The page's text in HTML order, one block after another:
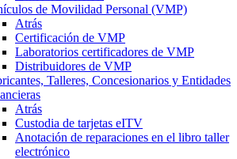
de Movilidad Personal (VMP)
Atrás
Certificación de VMP
Laboratorios certificadores de VMP
Distribuidores de VMP
Talleres, Concesionarios y Entidades
Atrás
Custodia de tarjetas eITV
Anotación de reparaciones en el libro taller
electrónico